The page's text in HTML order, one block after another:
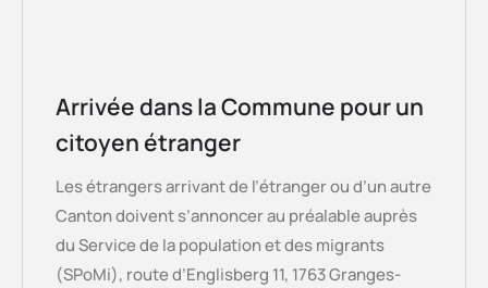
Arrivée dans la Commune pour un
citoyen étranger
Les étrangers arrivant de l’étranger ou d’un autre
Canton doivent s’annoncer au préalable auprès
du Service de la population et des migrants
(SPoMi), route d’Englisberg 11, 1763 Granges-